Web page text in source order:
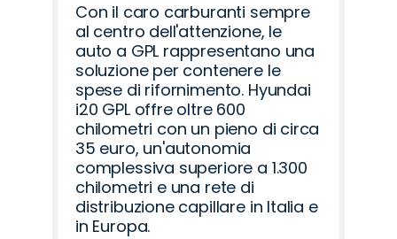
Con il caro carburanti sempre
al centro dell'attenzione, le
auto a GPL rappresentano una
soluzione per contenere le
spese di rifornimento. Hyundai
i20 GPL offre oltre 600
chilometri con un pieno di circa
35 euro, un'autonomia
complessiva superiore a 1.300
chilometri e una rete di
distribuzione capillare in Italia e
in Europa.